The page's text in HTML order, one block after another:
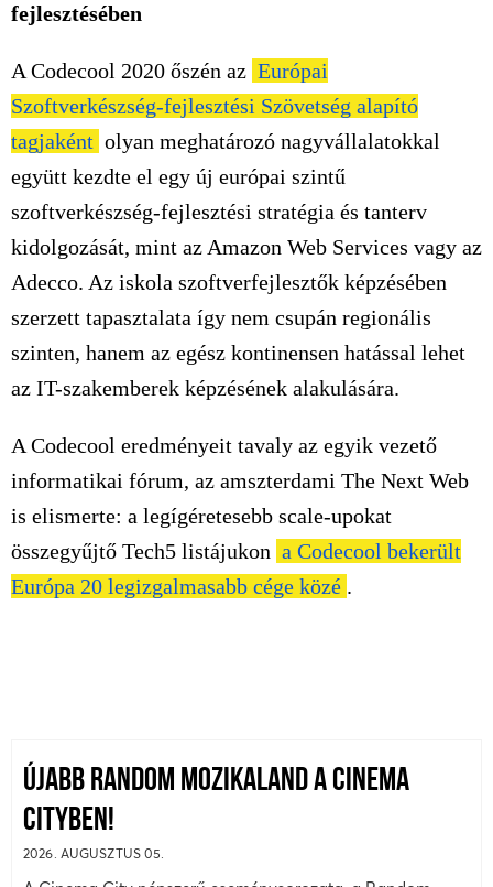
fejlesztésében
A Codecool 2020 őszén az Európai
Szoftverkészség-fejlesztési Szövetség alapító
tagjaként olyan meghatározó nagyvállalatokkal
együtt kezdte el egy új európai szintű
szoftverkészség-fejlesztési stratégia és tanterv
kidolgozását, mint az Amazon Web Services vagy az
Adecco. Az iskola szoftverfejlesztők képzésében
szerzett tapasztalata így nem csupán regionális
szinten, hanem az egész kontinensen hatással lehet
az IT-szakemberek képzésének alakulására.
A Codecool eredményeit tavaly az egyik vezető
informatikai fórum, az amszterdami The Next Web
is elismerte: a legígéretesebb scale-upokat
összegyűjtő Tech5 listájukon a Codecool bekerült
Európa 20 legizgalmasabb cége közé .
ÚJABB RANDOM MOZIKALAND A CINEMA
CITYBEN!
2026. AUGUSZTUS 05.